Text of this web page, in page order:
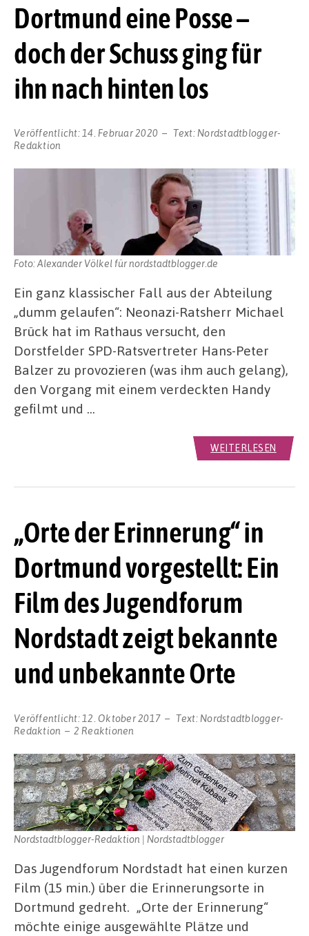
Dortmund eine Posse –
doch der Schuss ging für
ihn nach hinten los
Veröffentlicht: 14. Februar 2020 Text: Nordstadtblogger-
Redaktion
Foto: Alexander Völkel für nordstadtblogger.de
Ein ganz klassischer Fall aus der Abteilung
„dumm gelaufen“: Neonazi-Ratsherr Michael
Brück hat im Rathaus versucht, den
Dorstfelder SPD-Ratsvertreter Hans-Peter
Balzer zu provozieren (was ihm auch gelang),
den Vorgang mit einem verdeckten Handy
gefilmt und …
WEITERLESEN
„Orte der Erinnerung“ in
Dortmund vorgestellt: Ein
Film des Jugendforum
Nordstadt zeigt bekannte
und unbekannte Orte
Veröffentlicht: 12. Oktober 2017 Text: Nordstadtblogger-
Redaktion
2 Reaktionen
Nordstadtblogger-Redaktion | Nordstadtblogger
Das Jugendforum Nordstadt hat einen kurzen
Film (15 min.) über die Erinnerungsorte in
Dortmund gedreht. „Orte der Erinnerung“
möchte einige ausgewählte Plätze und